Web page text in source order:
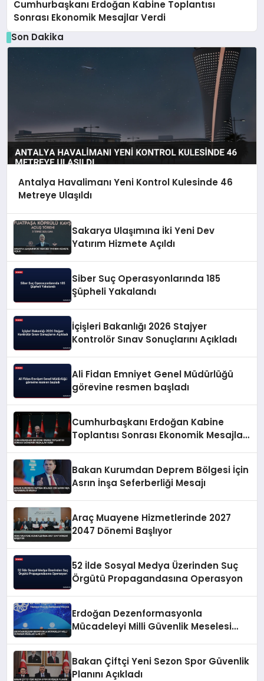
Cumhurbaşkanı Erdoğan Kabine Toplantısı
Sonrası Ekonomik Mesajlar Verdi
Son Dakika
Antalya Havalimanı Yeni Kontrol Kulesinde 46
Metreye Ulaşıldı
Sakarya Ulaşımına İki Yeni Dev
Yatırım Hizmete Açıldı
Siber Suç Operasyonlarında 185
Şüpheli Yakalandı
İçişleri Bakanlığı 2026 Stajyer
Kontrolör Sınav Sonuçlarını Açıkladı
Ali Fidan Emniyet Genel Müdürlüğü
görevine resmen başladı
Cumhurbaşkanı Erdoğan Kabine
Toplantısı Sonrası Ekonomik Mesajlar
Bakan Kurumdan Deprem Bölgesi İçin
Asrın İnşa Seferberliği Mesajı
Araç Muayene Hizmetlerinde 2027
2047 Dönemi Başlıyor
52 İlde Sosyal Medya Üzerinden Suç
Örgütü Propagandasına Operasyon
Erdoğan Dezenformasyonla
Mücadeleyi Milli Güvenlik Meselesi
Bakan Çiftçi Yeni Sezon Spor Güvenlik
Planını Açıkladı